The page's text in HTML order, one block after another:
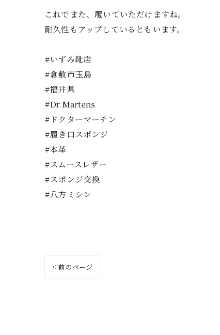
これでまた、履いていただけますね。
耐久性もアップしているともいます。
#いずみ靴店
#倉敷市玉島
#福井県
#Dr.Martens
#ドクターマーチン
#履き口スポンジ
#本革
#スムースレザー
#スポンジ交換
#八方ミシン
< 前のページ